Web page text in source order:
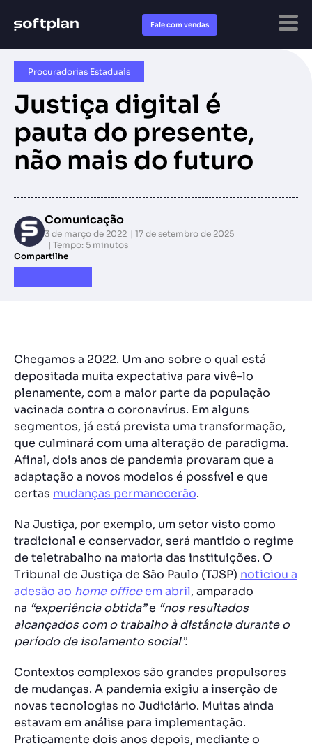
Fale com vendas
Procuradorias Estaduais
Justiça digital é
pauta do presente,
não mais do futuro
Comunicação
3 de março de 2022
17 de setembro de 2025
Tempo: 5 minutos
Compartilhe
Chegamos a 2022. Um ano sobre o qual está
depositada muita expectativa para vivê-lo
plenamente, com a maior parte da população
vacinada contra o coronavírus. Em alguns
segmentos, já está prevista uma transformação,
que culminará com uma alteração de paradigma.
Afinal, dois anos de pandemia provaram que a
adaptação a novos modelos é possível e que
certas mudanças permanecerão.
Na Justiça, por exemplo, um setor visto como
tradicional e conservador, será mantido o regime
de teletrabalho na maioria das instituições. O
Tribunal de Justiça de São Paulo (TJSP) noticiou a
adesão ao home officeem abril, amparado
na “experiência obtida”e “nos resultados
alcançados com o trabalho à distância durante o
período de isolamento social”.
Contextos complexos são grandes propulsores
de mudanças. A pandemia exigiu a inserção de
novas tecnologias no Judiciário. Muitas ainda
estavam em análise para implementação.
Praticamente dois anos depois, mediante o